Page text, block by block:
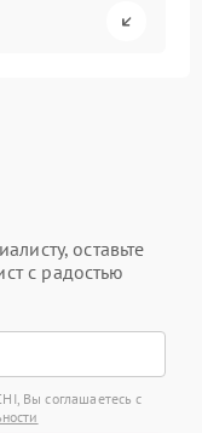
оставьте
с радостью
Вы соглашаетесь с